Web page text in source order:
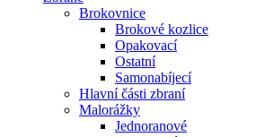
Brokovnice
Brokové kozlice
Opakovací
Ostatní
Samonabíjecí
Hlavní části zbraní
Malorážky
Jednoranové